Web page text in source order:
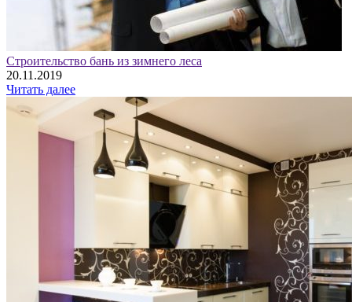
Строительство бань из зимнего леса
20.11.2019
Читать далее